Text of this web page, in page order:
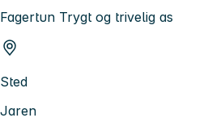
Fagertun Trygt og trivelig as
Sted
Jaren